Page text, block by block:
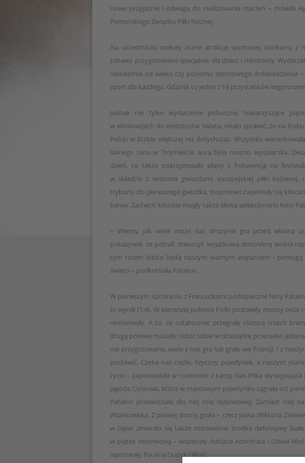
nowe przyjaźnie i odwagę do realizowania marzeń – mówiła
Pomorskiego Związku Piłki Nożnej.
Na uczestniczki czekały liczne atrakcje sportowe, konkursy z
zabawy przygotowane specjalnie dla dzieci i młodzieży.
niezależnie od wieku czy poziomu sportowego doświadczenia –
sport dla każdego. Gdańsk to jeden z 18 przystanków
Jednak nie tylko wydarzenie poboczne, towarzyszące
w eliminacjach do mistrzostw świata, miało sprawić, że na
Polski w liczbie większej niż dotychczas. Wszystko
samego rana w Trójmieście aura była mocno wyspiarska.
dzień, co także pokrzyżowało plany z frekwencją na
w składzie z wieloma gwiazdami europejskiej piłki kobiecej,
trybuny, do pierwszego gwizdka, stopniowo zapełniały się
barwy. Zachęcić kibiców mogły także słowa selekcjonerki Niny
– Wiemy, jak wiele może dać drużynie gra przed własną
pokazywał, że potrafi stworzyć wyjątkową atmosferę wokół
tym razem kibice będą naszym ważnym wsparciem i pomogą
święto – podkreślała Patalon.
W pierwszym spotkaniu z Francuzkami podopieczne Niny
to wynik (1:4). W pierwszej połowie Polki postawiły mocny opór
remisowały. A to, że ostatecznie przegrały różnicą trzech
drugą połowę musiały radzić sobie w dziesiątkę przeciwko
nie przygotowane, wiele z nas gra lub grało we Francji. I z
postawić. Czeka nas ciężki, fizyczny pojedynek, a naszym
życie – zapowiadała w rozmowie z Łączy Nas Piłka
Jagoda Cyraniak, która w marcowym pojedynku zagrała od
Patalon przewidziała dla niej rolę rezerwowej. Zamiast niej
Wiankowska. Z prawej strony grała – rzecz jasna Wiktoria
w Dijon zmieniło się także zestawienie środka defensywy
w piątek rezerwową – wspierały Adriana Achcińska i Oliwia
operowały Paulina Dudek i Woś.